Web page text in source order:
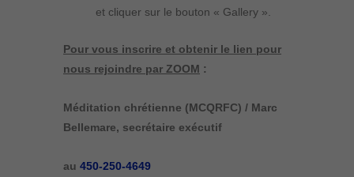
et cliquer sur le bouton « Gallery ».
Pour vous inscrire et obtenir le lien pour
nous rejoindre par ZOOM :
Méditation chrétienne (MCQRFC) / Marc
Bellemare, secrétaire exécutif
au 450-250-4649